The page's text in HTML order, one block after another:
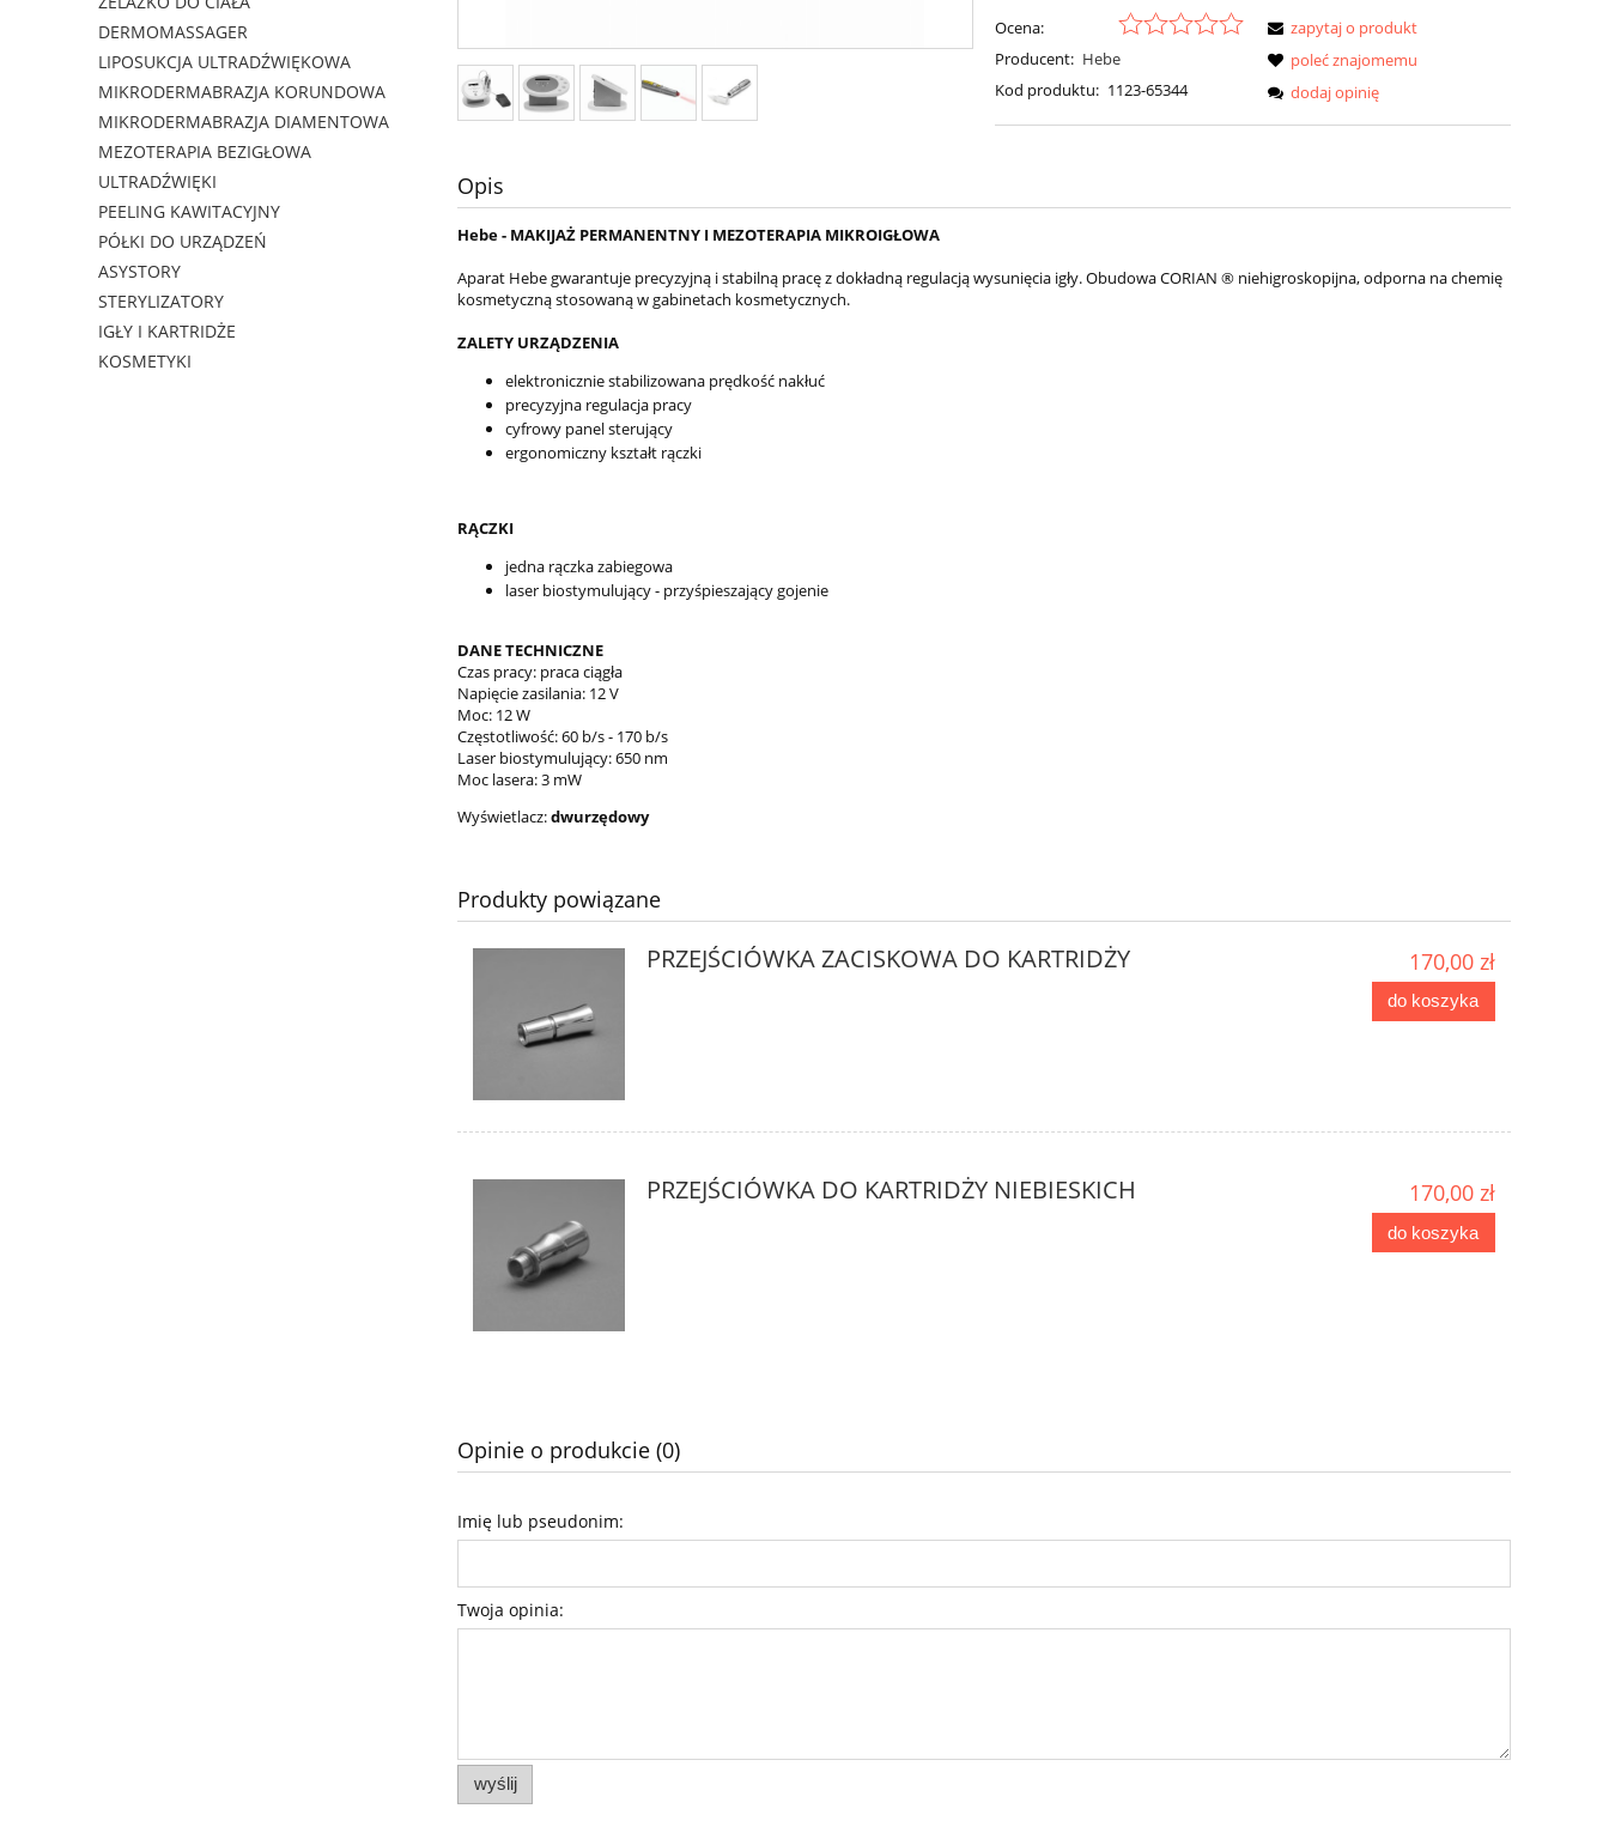
DERMOMASSAGER
LIPOSUKCJA ULTRADŹWIĘKOWA
MIKRODERMABRAZJA KORUNDOWA
MIKRODERMABRAZJA DIAMENTOWA
MEZOTERAPIA BEZIGŁOWA
ULTRADŹWIĘKI
PEELING KAWITACYJNY
PÓŁKI DO URZĄDZEŃ
ASYSTORY
STERYLIZATORY
IGŁY I KARTRIDŻE
KOSMETYKI
Ocena:
Producent: Hebe
Kod produktu: 1123-65344
zapytaj o produkt
poleć znajomemu
dodaj opinię
Opis
Hebe - MAKIJAŻ PERMANENTNY I MEZOTERAPIA MIKROIGŁOWA
Aparat Hebe gwarantuje precyzyjną i stabilną pracę z dokładną regulacją wysunięcia igły. Obudowa CORIAN ® niehigroskopijna, odporna na chemię
kosmetyczną stosowaną w gabinetach kosmetycznych.
ZALETY URZĄDZENIA
elektronicznie stabilizowana prędkość nakłuć
precyzyjna regulacja pracy
cyfrowy panel sterujący
ergonomiczny kształt rączki
RĄCZKI
jedna rączka zabiegowa
laser biostymulujący - przyśpieszający gojenie
DANE TECHNICZNE
Czas pracy: praca ciągła
Napięcie zasilania: 12 V
Moc: 12 W
Częstotliwość: 60 b/s - 170 b/s
Laser biostymulujący: 650 nm
Moc lasera: 3 mW
Wyświetlacz:dwurzędowy
Produkty powiązane
PRZEJŚCIÓWKA ZACISKOWA DO KARTRIDŻY 170,00 zł
do koszyka
PRZEJŚCIÓWKA DO KARTRIDŻY NIEBIESKICH 170,00 zł
do koszyka
Opinie o produkcie (0)
Imię lub pseudonim:
Twoja opinia:
wyślij